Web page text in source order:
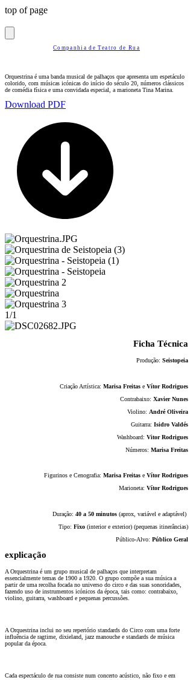
top of page
Companhia de Teatro de Rua
Orquestrina é uma banda musical de palhaços que apresenta um espetáculo
colorido, com músicas icónicas do início do século 20, números clássicos
de comédia física e uma convidada especial, a marioneta Tina Marina.
Download PDF
1/1
Ficha Técnica
Produção: Seistopeia
Criação Artística: Marisa Freitas e Vítor Rodrigues
Contrabaixo: Xavier Nunes
Violino: André Oliveira
Guitarra: Isidro Valdés
Washboard: Vitor Rodrigues
Números: Marisa Freitas
Figurinos e Cenografia: Marisa Freitas e Vítor Rodrigues
Marioneta: Vítor Rodrigues
Duração: 40 a 50 minutos (aprox, variável e adaptável)
Tipo: Fixo (interior e exterior) (pequenas itinerâncias)
Público-Alvo: Público Geral
explicação
A Orquestrina é um grupo musical de palhaços que interpretam
essencialmente temas de 1900 a 1920. O grupo compõe a sua música a
partir de uma recolha focada no universo do circo e das suas sonoridades,
fazendo uso de instrumentos icónicos da época, tais como: contrabaixo,
violino, guitarra, washboard e pequenas percussões.
A Orquestrina inclui no seu repertório standards do Circo com uma forte
influência de ragtime, dixieland, jazz manouche e standards de música
popular da época.
Cada espectáculo de rua consiste num concerto acústico, não fixo e em